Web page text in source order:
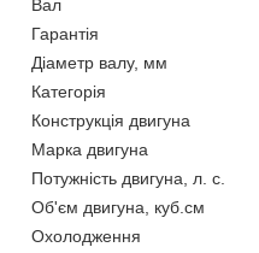
Вал
Гарантія
Діаметр валу, мм
Категорія
Конструкція двигуна
Марка двигуна
Потужність двигуна, л. с.
Об'єм двигуна, куб.см
Охолодження